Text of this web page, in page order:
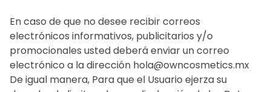
En caso de que no desee recibir correos
electrónicos informativos, publicitarios y/o
promocionales usted deberá enviar un correo
electrónico a la dirección hola@owncosmetics.mx ‍
De igual manera, Para que el Usuario ejerza su